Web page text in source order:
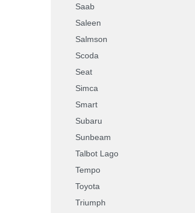
Saab
Saleen
Salmson
Scoda
Seat
Simca
Smart
Subaru
Sunbeam
Talbot Lago
Tempo
Toyota
Triumph